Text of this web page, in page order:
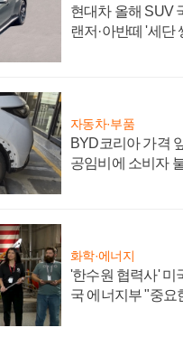
현대차 올해 SUV
랜저·아반떼 '세단
자동차·부품
BYD코리아 가격
공임비에 소비자
화학·에너지
'한수원 협력사' 미
국 에너지부 "중요